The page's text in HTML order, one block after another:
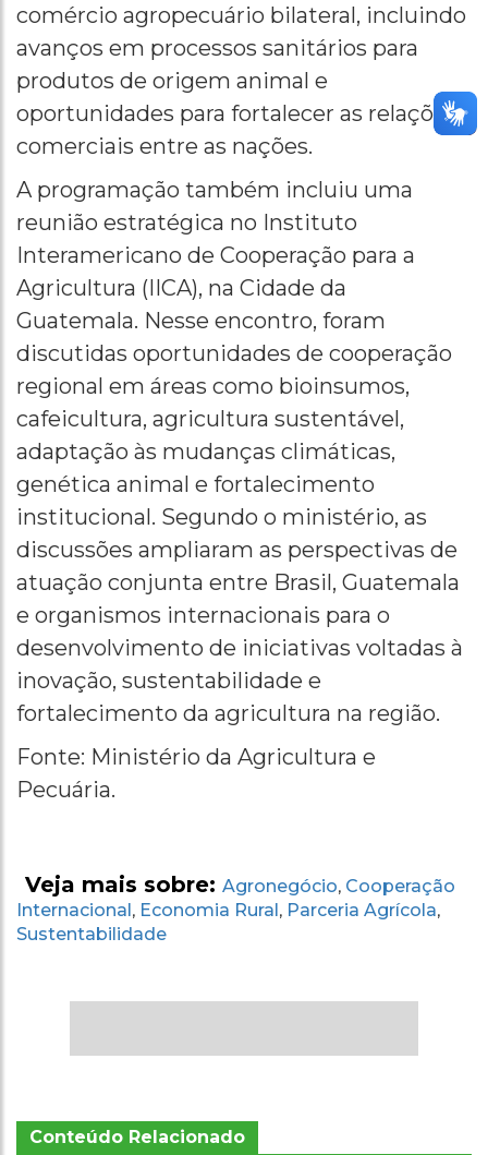
comércio agropecuário bilateral, incluindo
avanços em processos sanitários para
produtos de origem animal e
oportunidades para fortalecer as relações
comerciais entre as nações.
A programação também incluiu uma
reunião estratégica no Instituto
Interamericano de Cooperação para a
Agricultura (IICA), na Cidade da
Guatemala. Nesse encontro, foram
discutidas oportunidades de cooperação
regional em áreas como bioinsumos,
cafeicultura, agricultura sustentável,
adaptação às mudanças climáticas,
genética animal e fortalecimento
institucional. Segundo o ministério, as
discussões ampliaram as perspectivas de
atuação conjunta entre Brasil, Guatemala
e organismos internacionais para o
desenvolvimento de iniciativas voltadas à
inovação, sustentabilidade e
fortalecimento da agricultura na região.
Fonte: Ministério da Agricultura e
Pecuária.
Veja mais sobre: Agronegócio, Cooperação
Internacional , Economia Rural , Parceria Agrícola,
Sustentabilidade
Conteúdo Relacionado